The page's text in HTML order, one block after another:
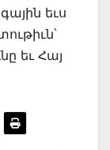
եւս
եւ Հայ